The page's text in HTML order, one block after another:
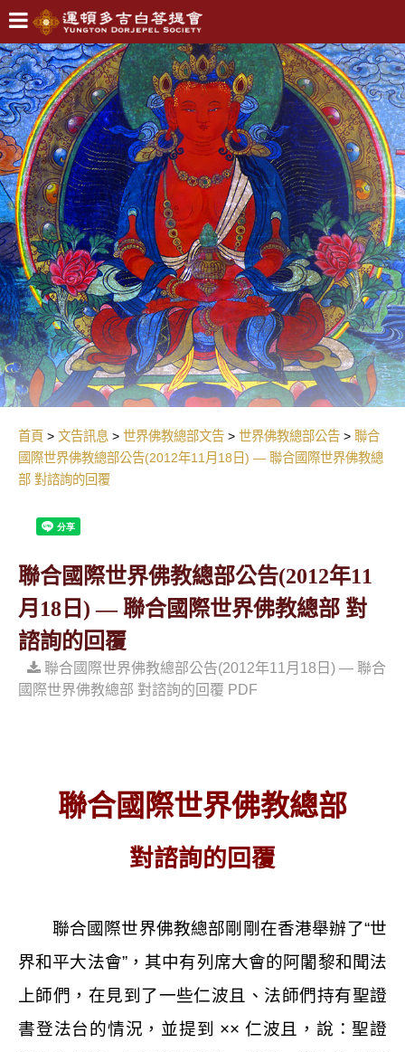
首頁 文告訊息 世界佛教總部文告 世界佛教總部公告
聯合
國際世界佛教總部公告(2012年11月18日) — 聯合國際世界佛教總
部 對諮詢的回覆
聯合國際世界佛教總部公告(2012年11
月18日) — 聯合國際世界佛教總部 對
諮詢的回覆
聯合國際世界佛教總部公告(2012年11月18日) — 聯合
國際世界佛教總部 對諮詢的回覆 PDF
聯合國際世界佛教總部
對諮詢的回覆
聯合國際世界佛教總部剛剛在香港舉辦了“世
界和平大法會”，其中有列席大會的阿闍黎和聞法
上師們，在見到了一些仁波且、法師們持有聖證
書登法台的情況，並提到 ×× 仁波且，說：聖證